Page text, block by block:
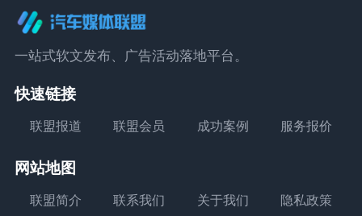
一站式软文发布、广告活动落地平台。
快速链接
联盟报道 联盟会员 成功案例 服务报价
网站地图
联盟简介 联系我们 关于我们 隐私政策